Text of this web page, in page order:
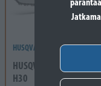
HUSQVARNA
HUSQVARNA 440 II 15"
H30